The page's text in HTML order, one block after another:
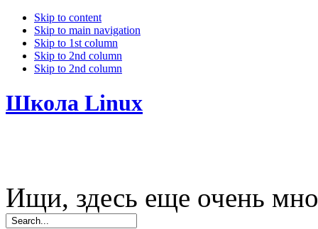
Skip to content
Skip to main navigation
Skip to 1st column
Skip to 2nd column
Skip to 2nd column
Школа Linux
Ищи, здесь еще очень